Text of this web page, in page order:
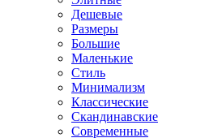
Дешевые
Размеры
Большие
Маленькие
Стиль
Минимализм
Классические
Скандинавские
Современные